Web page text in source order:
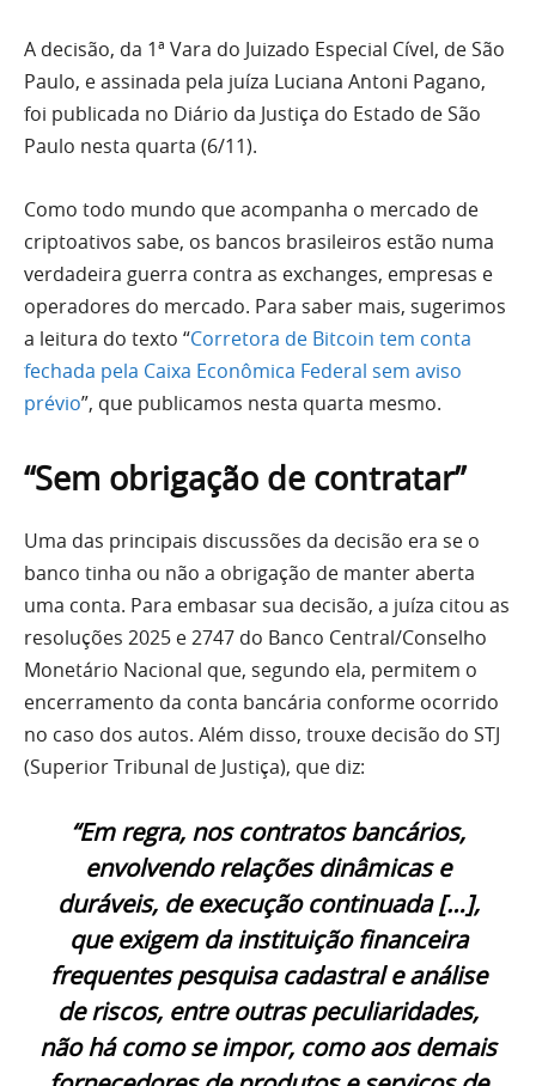
A decisão, da 1ª Vara do Juizado Especial Cível, de São
Paulo, e assinada pela juíza Luciana Antoni Pagano,
foi publicada no Diário da Justiça do Estado de São
Paulo nesta quarta (6/11).
Como todo mundo que acompanha o mercado de
criptoativos sabe, os bancos brasileiros estão numa
verdadeira guerra contra as exchanges, empresas e
operadores do mercado. Para saber mais, sugerimos
a leitura do texto “Corretora de Bitcoin tem conta
fechada pela Caixa Econômica Federal sem aviso
prévio”, que publicamos nesta quarta mesmo.
“Sem obrigação de contratar”
Uma das principais discussões da decisão era se o
banco tinha ou não a obrigação de manter aberta
uma conta. Para embasar sua decisão, a juíza citou as
resoluções 2025 e 2747 do Banco Central/Conselho
Monetário Nacional que, segundo ela, permitem o
encerramento da conta bancária conforme ocorrido
no caso dos autos. Além disso, trouxe decisão do STJ
(Superior Tribunal de Justiça), que diz:
“Em regra, nos contratos bancários,
envolvendo relações dinâmicas e
duráveis, de execução continuada […],
que exigem da instituição financeira
frequentes pesquisa cadastral e análise
de riscos, entre outras peculiaridades,
não há como se impor, como aos demais